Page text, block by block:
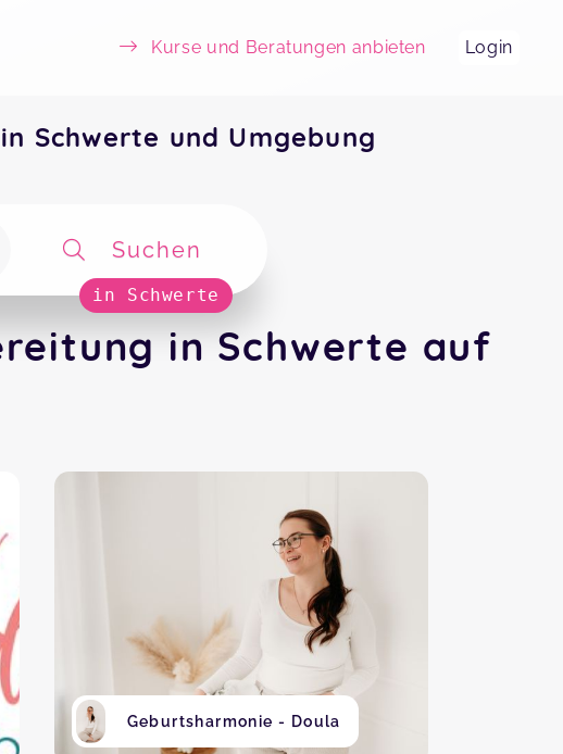
Kurse und Beratungen anbieten Login
Schwerte und Umgebung
Suchen
in Schwerte
in Schwerte auf
Geburtsharmonie - Doula